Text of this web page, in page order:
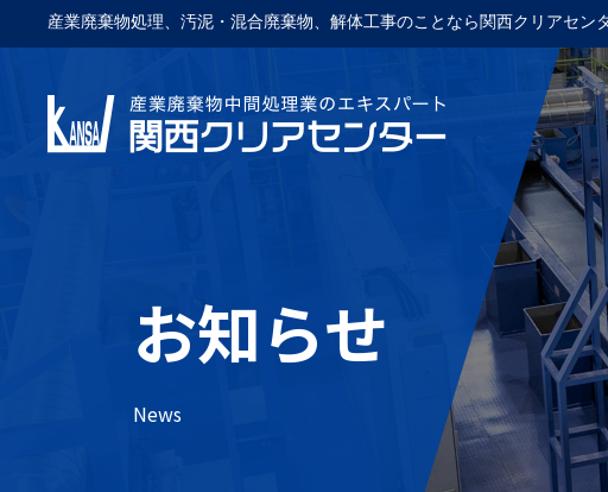
産業廃棄物処理、汚泥・混合廃棄物、解体工事のことなら関西クリアセン
お知らせ
News